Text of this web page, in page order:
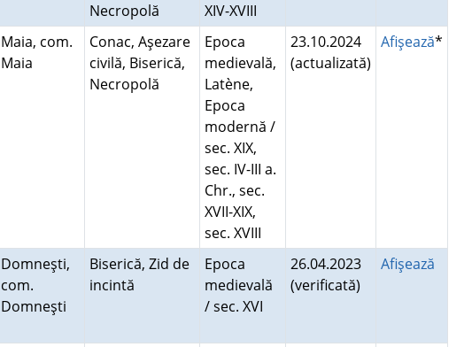
Necropolă
XIV-XVIII
Maia, com.
Maia
Conac, Aşezare
civilă, Biserică,
Necropolă
Epoca
medievală,
Latène,
Epoca
modernă /
sec. XIX,
sec. IV-III a.
Chr., sec.
XVII-XIX,
sec. XVIII
23.10.2024
(actualizată)
Afişează*
Domneşti,
com.
Domneşti
Biserică, Zid de
incintă
Epoca
medievală
/ sec. XVI
26.04.2023
(verificată)
Afişează